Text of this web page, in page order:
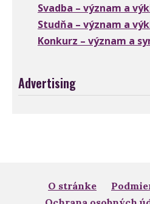
Svadba – význam a
Studňa – význam a
Konkurz – význam a
Advertising
O stránke